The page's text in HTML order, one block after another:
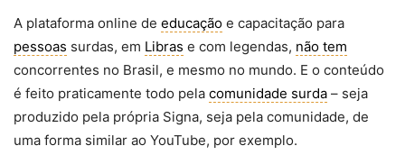
A plataforma online de educação e capacitação para
pessoas surdas, em Libras e com legendas, não tem
concorrentes no Brasil, e mesmo no mundo. E o conteúdo
é feito praticamente todo pela comunidade surda – seja
produzido pela própria Signa, seja pela comunidade, de
uma forma similar ao YouTube, por exemplo.